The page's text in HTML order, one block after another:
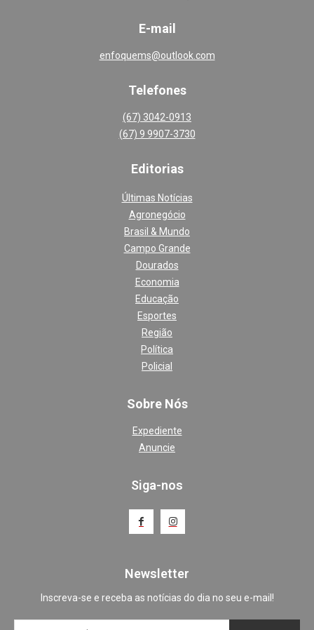
E-mail
enfoquems@outlook.com
Telefones
(67) 3042-0913
(67) 9 9907-3730
Editorias
Últimas Notícias
Agronegócio
Brasil & Mundo
Campo Grande
Dourados
Economia
Educação
Esportes
Região
Política
Policial
Sobre Nós
Expediente
Anuncie
Siga-nos
Newsletter
Inscreva-se e receba as notícias do dia no seu e-mail!